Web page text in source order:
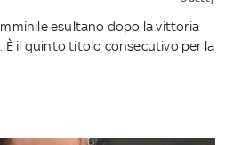
esultano dopo la vittoria
È il quinto titolo consecutivo per la